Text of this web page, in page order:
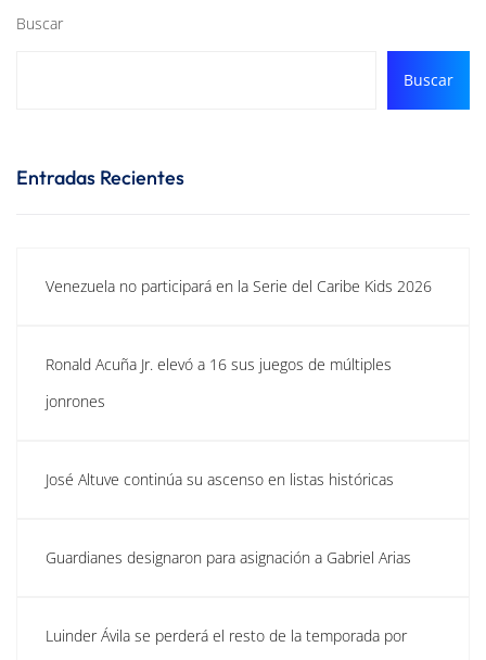
Buscar
Buscar
Entradas Recientes
Venezuela no participará en la Serie del Caribe Kids 2026
Ronald Acuña Jr. elevó a 16 sus juegos de múltiples
jonrones
José Altuve continúa su ascenso en listas históricas
Guardianes designaron para asignación a Gabriel Arias
Luinder Ávila se perderá el resto de la temporada por